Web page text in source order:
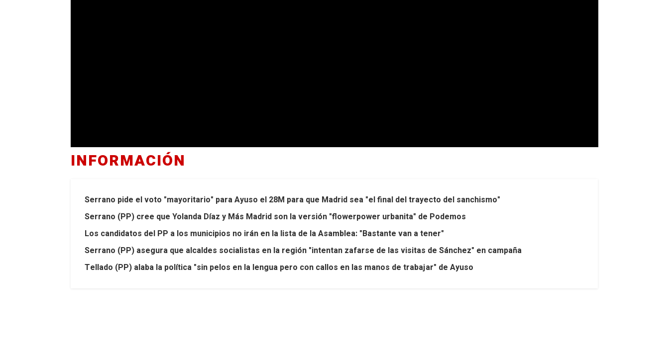
INFORMACIÓN
Serrano pide el voto "mayoritario" para Ayuso el 28M para que Madrid sea "el final del trayecto del sanchismo"
Serrano (PP) cree que Yolanda Díaz y Más Madrid son la versión "flowerpower urbanita" de Podemos
Los candidatos del PP a los municipios no irán en la lista de la Asamblea: "Bastante van a tener"
Serrano (PP) asegura que alcaldes socialistas en la región "intentan zafarse de las visitas de Sánchez" en campaña
Tellado (PP) alaba la política "sin pelos en la lengua pero con callos en las manos de trabajar" de Ayuso